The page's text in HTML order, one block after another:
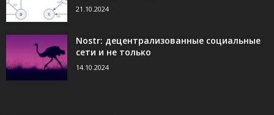
21.10.2024
Nostr: децентрализованные социальные
сети и не только
14.10.2024